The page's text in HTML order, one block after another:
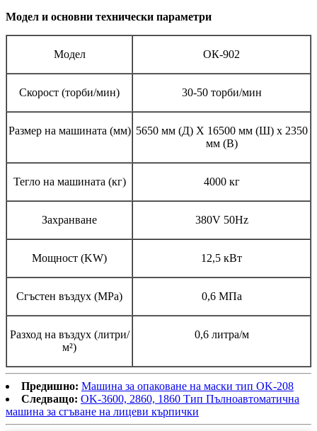
Модел и основни технически параметри
Модел ОК-902
Скорост (торби/мин) 30-50 торби/мин
Размер на машината (мм) 5650 мм (Д) X 16500 мм (Ш) x 2350
мм (В)
Тегло на машината (кг) 4000 кг
Захранване 380V 50Hz
Мощност (KW) 12,5 кВт
Сгъстен въздух (MPa) 0,6 МПа
Разход на въздух (литри/
м²)
0,6 литра/м
Предишно: Машина за опаковане на маски тип OK-208
Следващо: OK-3600, 2860, 1860 Тип Пълноавтоматична
машина за сгъване на лицеви кърпички